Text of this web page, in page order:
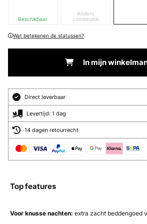
Beschikbaar
Andere
combinatie
Wat betekenen de statussen?
In mijn
Direct leverbaar
Levertijd: 1 dag
14 dagen retourrecht
Top features
Voor knusse nachten: extra zacht beddengoed